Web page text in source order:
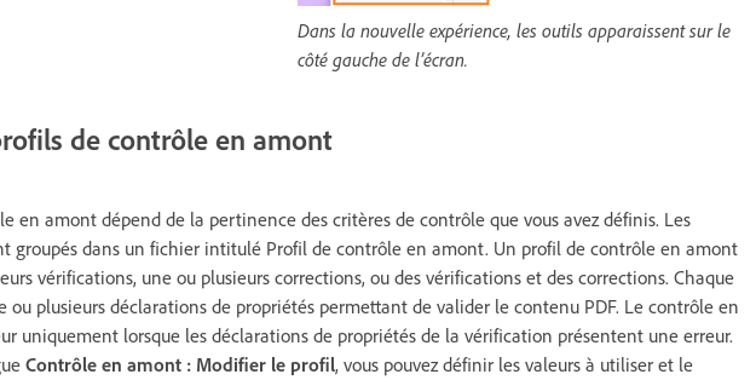
Dans la nouvelle expérience, les outils apparaissent sur le
côté gauche de l’écran.
de contrôle en amont
en amont dépend de la pertinence des critères de contrôle que vous avez définis. Les
groupés dans un fichier intitulé Profil de contrôle en amont. Un profil de contrôle en amont
vérifications, une ou plusieurs corrections, ou des vérifications et des corrections. Chaque
plusieurs déclarations de propriétés permettant de valider le contenu PDF. Le contrôle en
uniquement lorsque les déclarations de propriétés de la vérification présentent une erreur.
Contrôle en amont : Modifier le profil, vous pouvez définir les valeurs à utiliser et le